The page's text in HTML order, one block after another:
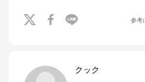
参考
クック